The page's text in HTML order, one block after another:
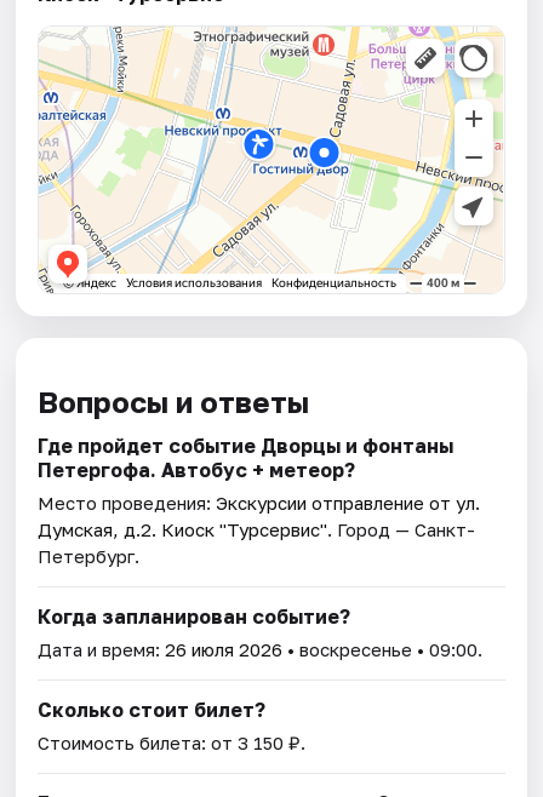
Вопросы и ответы
Где пройдет событие Дворцы и фонтаны
Петергофа. Автобус + метеор?
Место проведения:Экскурсии отправление от ул.
Думская, д.2. Киоск "Турсервис". Город — Санкт-
Петербург.
Когда запланирован событие?
Дата и время:26 июля 2026 • воскресенье • 09:00.
Сколько стоит билет?
Стоимость билета: от 3 150 ₽.